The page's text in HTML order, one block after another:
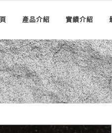
產品介紹 實績介紹